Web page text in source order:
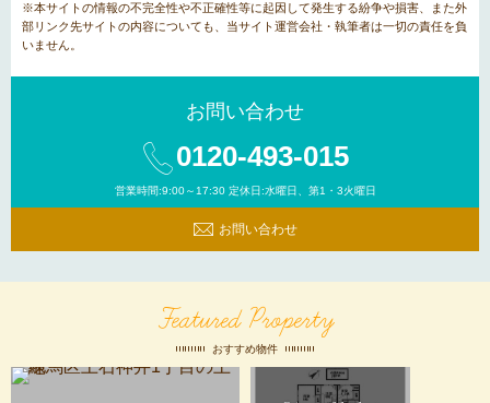
※本サイトの情報の不完全性や不正確性等に起因して発生する紛争や損害、また外
部リンク先サイトの内容についても、当サイト運営会社・執筆者は一切の責任を負
いません。
お問い合わせ
0120-493-015
営業時間:9:00～17:30 定休日:水曜日、第1・3火曜日
お問い合わせ
Featured Property
おすすめ物件